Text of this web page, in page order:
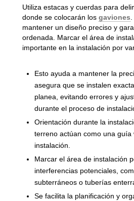
Utiliza estacas y cuerdas para
donde se colocarán los gaviones
mantener un diseño preciso y
ordenada. Marcar el área de
importante en la instalación por
Esto ayuda a mantener la
asegura que se instalen
planea, evitando errores y
durante el proceso de
Orientación durante la
terreno actúan como una
instalación.
Marcar el área de instalación
interferencias potenciales,
subterráneos o tuberías
Se facilita la planificación y